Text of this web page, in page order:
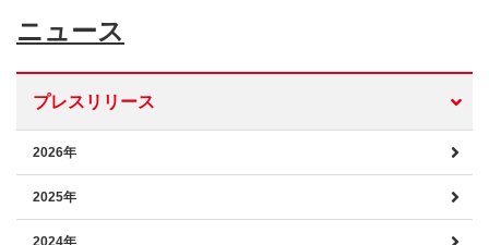
ニュース
プレスリリース
2026年
2025年
2024年